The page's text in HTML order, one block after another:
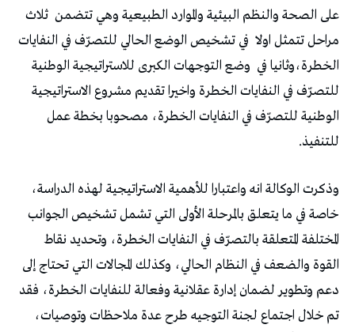
على الصحة والنظم البيئية والموارد الطبيعية وهي تتضمن ثلاث
مراحل تتمثل اولا في تشخيص الوضع الحالي للتصرّف في النفايات
الخطرة،وثانيا في وضع التوجهات الكبرى للاستراتيجية الوطنية
للتصرّف في النفايات الخطرة واخيرا تقديم مشروع الاستراتيجية
الوطنية للتصرّف في النفايات الخطرة، مصحوبا بخطة عمل
للتنفيذ.
وذكرت الوكالة انه واعتبارا للأهمية الاستراتيجية لهذه الدراسة،
خاصة في ما يتعلق بالمرحلة الأولى التي تشمل تشخيص الجوانب
المختلفة المتعلقة بالتصرّف في النفايات الخطرة، وتحديد نقاط
القوة والضعف في النظام الحالي، وكذلك المجالات التي تحتاج إلى
دعم وتطوير لضمان إدارة عقلانية وفعالة للنفايات الخطرة، فقد
تم خلال اجتماع لجنة التوجيه طرح عدة ملاحظات وتوصيات،